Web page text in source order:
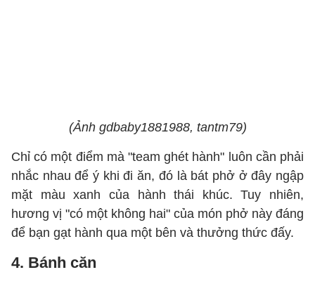
(Ảnh gdbaby1881988, tantm79)
Chỉ có một điểm mà "team ghét hành" luôn cần phải
nhắc nhau để ý khi đi ăn, đó là bát phở ở đây ngập
mặt màu xanh của hành thái khúc. Tuy nhiên,
hương vị "có một không hai" của món phở này đáng
để bạn gạt hành qua một bên và thưởng thức đấy.
4. Bánh căn